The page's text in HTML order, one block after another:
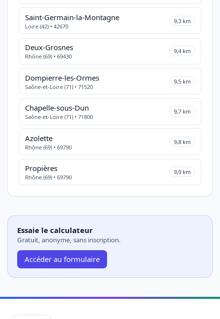
Saint-Germain-la-Montagne
Loire (42) • 42670
9,3 km
Deux-Grosnes
Rhône (69) • 69430
9,4 km
Dompierre-les-Ormes
Saône-et-Loire (71) • 71520
9,5 km
Chapelle-sous-Dun
Saône-et-Loire (71) • 71800
9,7 km
Azolette
Rhône (69) • 69790
9,8 km
Propières
Rhône (69) • 69790
9,9 km
Essaie le calculateur
Gratuit, anonyme, sans inscription.
Accéder au formulaire